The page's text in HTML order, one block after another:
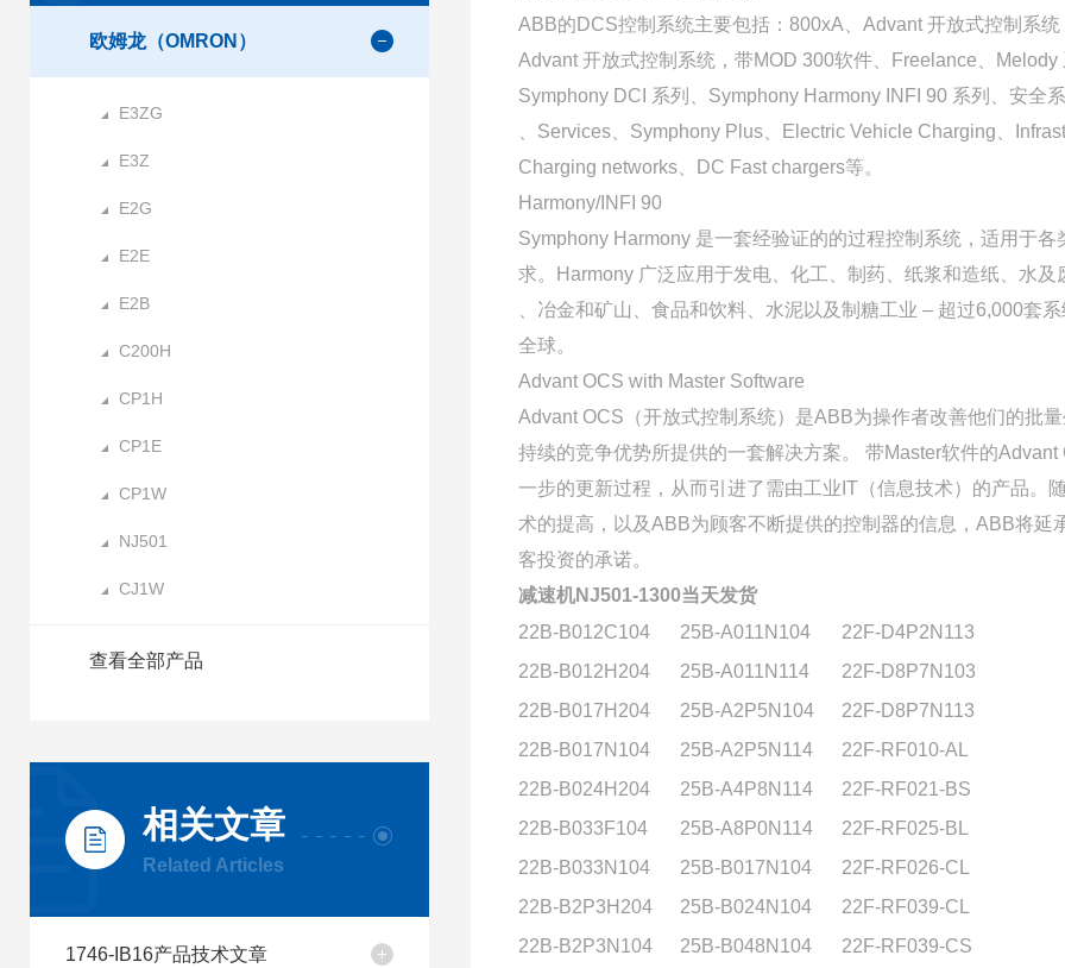
欧姆龙（OMRON）
E3ZG
E3Z
E2G
E2E
E2B
C200H
CP1H
CP1E
CP1W
NJ501
CJ1W
查看全部产品
相关文章
Related Articles
1746-IB16产品技术文章
ABB的DCS控制系统主要包括：800xA、Advant 开放式控制系统
Advant 开放式控制系统，带MOD 300软件、Freelance、Melody
Symphony DCI 系列、Symphony Harmony INFI 90 系列、安全
、Services、Symphony Plus、Electric Vehicle Charging、
Charging networks、DC Fast chargers等。
Harmony/INFI 90
Symphony Harmony 是一套经验证的的过程控制系统，适用于各
求。Harmony 广泛应用于发电、化工、制药、纸浆和造纸、水及
、冶金和矿山、食品和饮料、水泥以及制糖工业 – 超过6,000套
全球。
Advant OCS with Master Software
Advant OCS（开放式控制系统）是ABB为操作者改善他们的批
持续的竞争优势所提供的一套解决方案。 带Master软件的Advant
一步的更新过程，从而引进了需由工业IT（信息技术）的产品。
术的提高，以及ABB为顾客不断提供的控制器的信息，ABB将延
客投资的承诺。
减速机NJ501-1300当天发货
22B-B012C104
25B-A011N104
22F-D4P2N113
22B-B012H204
25B-A011N114
22F-D8P7N103
22B-B017H204
25B-A2P5N104
22F-D8P7N113
22B-B017N104
25B-A2P5N114
22F-RF010-AL
22B-B024H204
25B-A4P8N114
22F-RF021-BS
22B-B033F104
25B-A8P0N114
22F-RF025-BL
22B-B033N104
25B-B017N104
22F-RF026-CL
22B-B2P3H204
25B-B024N104
22F-RF039-CL
22B-B2P3N104
25B-B048N104
22F-RF039-CS